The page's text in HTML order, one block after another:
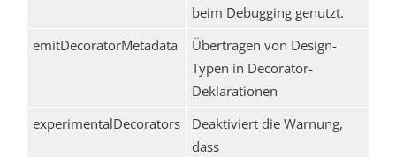
beim Debugging genutzt.
emitDecoratorMetadata
Übertragen von Design-
Typen in Decorator-
Deklarationen
experimentalDecorators
Deaktiviert die Warnung,
dass